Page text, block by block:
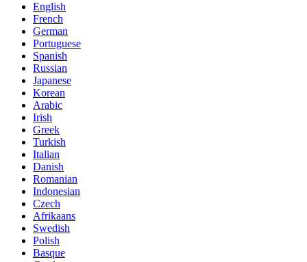
English
French
German
Portuguese
Spanish
Russian
Japanese
Korean
Arabic
Irish
Greek
Turkish
Italian
Danish
Romanian
Indonesian
Czech
Afrikaans
Swedish
Polish
Basque